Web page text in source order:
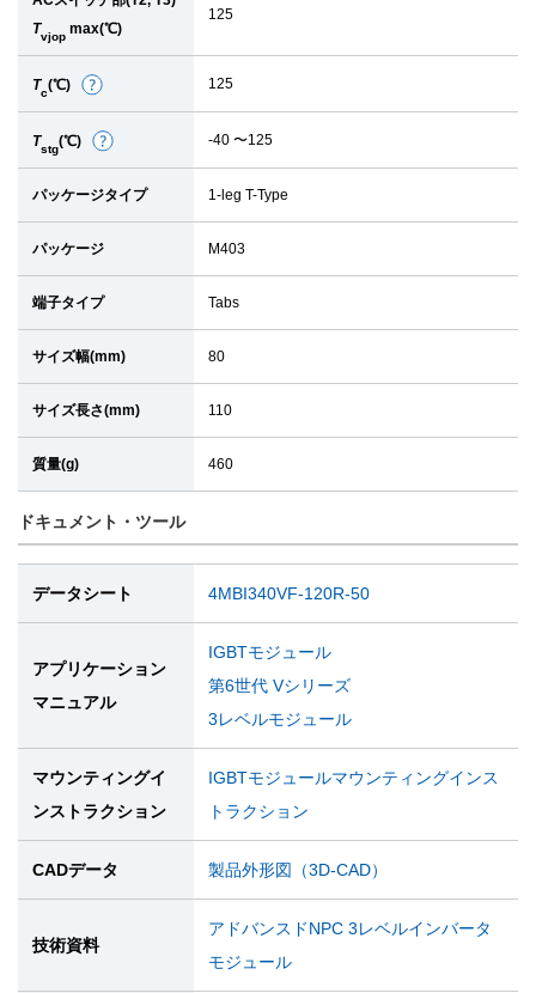
Tvjop max(℃)
125
Tc(℃)
詳
細
125
Tstg(℃)
詳
細
-40 〜125
パッケージタイプ 1-leg T-Type
パッケージ M403
端子タイプ Tabs
サイズ幅(mm) 80
サイズ長さ(mm) 110
質量(g) 460
ドキュメント・ツール
データシート 4MBI340VF-120R-50
アプリケーション
マニュアル
IGBTモジュール
第6世代 Vシリーズ
3レベルモジュール
マウンティングイ
ンストラクション
IGBTモジュールマウンティングインス
トラクション
CADデータ 製品外形図（3D-CAD）
技術資料
アドバンスドNPC 3レベルインバータ
モジュール